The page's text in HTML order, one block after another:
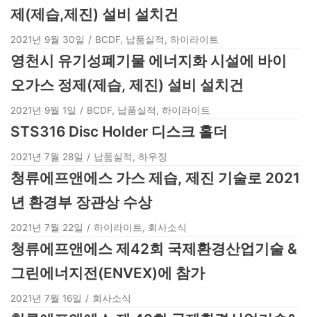
제(제습,제진) 설비 설치건
2021년 9월 30일 BCDF, 납품실적, 하이라이트
영천시 유기성폐기물 에너지화 시설에 바이
오가스 정제(제습, 제진) 설비 설치건
2021년 9월 1일 BCDF, 납품실적, 하이라이트
STS316 Disc Holder 디스크 홀더
2021년 7월 28일 납품실적, 하우징
청류에프앤에스 가스 제습, 제진 기술로 2021
년 환경부 장관상 수상
2021년 7월 22일 하이라이트, 회사소식
청류에프앤에스 제42회 국제환경산업기술 &
그린에너지전(ENVEX)에 참가
2021년 7월 16일 회사소식